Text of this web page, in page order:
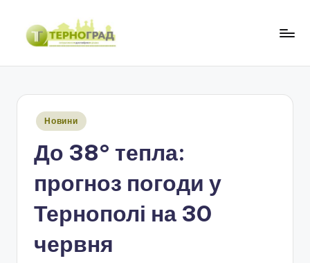
Перейти
Опубліковано
Новини
До 38° тепла:
прогноз погоди у
Тернополі на 30
червня